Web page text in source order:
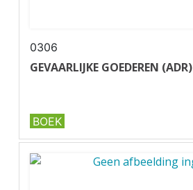
0306
GEVAARLIJKE GOEDEREN (ADR)
✔ Uitgever: Verjo B.V.
✔ U01-2 ADR
BOEK